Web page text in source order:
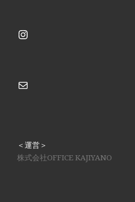
Instagram
メール
＜運営＞
株式会社OFFICE KAJIYANO